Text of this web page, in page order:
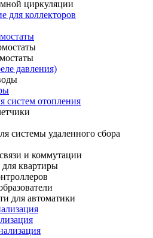
циркуляции
для коллекторов
давления)
систем отопления
системы удаленного сбора
и коммутации
квартиры
для автоматики